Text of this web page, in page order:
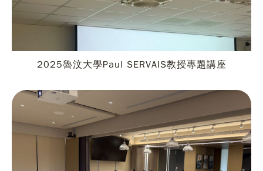
2025魯汶大學Paul SERVAIS教授專題講座